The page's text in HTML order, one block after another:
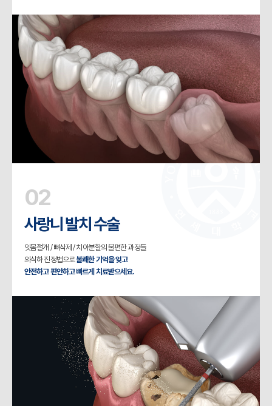
02
사랑니 발치 수술
잇몸절개 / 뼈삭제 / 치아분할의 불편한 과정들
의식하 진정법으로불쾌한 기억을 잊고
안전하고 편안하고 빠르게 치료받으세요.